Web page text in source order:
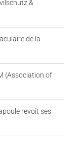
&
de la
(Association of
revoit ses